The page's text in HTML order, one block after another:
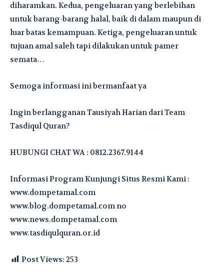
diharamkan. Kedua, pengeluaran yang berlebihan
untuk barang-barang halal, baik di dalam maupun di
luar batas kemampuan. Ketiga, pengeluaran untuk
tujuan amal saleh tapi dilakukan untuk pamer
semata…
Semoga informasi ini bermanfaat ya
Ingin berlangganan Tausiyah Harian dari Team
Tasdiqul Quran?
HUBUNGI CHAT WA : 0812.2367.9144
Informasi Program Kunjungi Situs Resmi Kami :
www.dompetamal.com
www.blog.dompetamal.com no
www.news.dompetamal.com
www.tasdiqulquran.or.id
Post Views: 253